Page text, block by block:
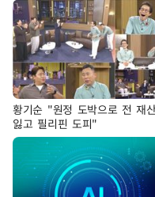
황기순 "원정 도박으로 전 재
잃고 필리핀 도피"